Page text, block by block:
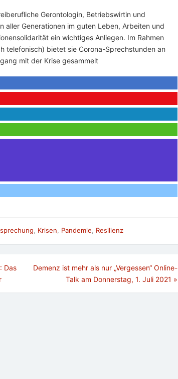
Gerontologin, Betriebswirtin und
aller Generationen im guten Leben, Arbeiten und
ein wichtiges Anliegen. Im Rahmen
telefonisch) bietet sie Corona-Sprechstunden an
mit der Krise gesammelt
Krisen Pandemie Resilienz
Das
Demenz ist mehr als nur „Vergessen“ Online-
Talk am Donnerstag, 1. Juli 2021 »